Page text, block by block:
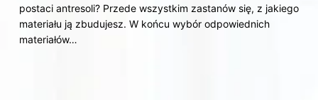
postaci antresoli? Przede wszystkim zastanów się, z jakiego
materiału ją zbudujesz. W końcu wybór odpowiednich
materiałów…